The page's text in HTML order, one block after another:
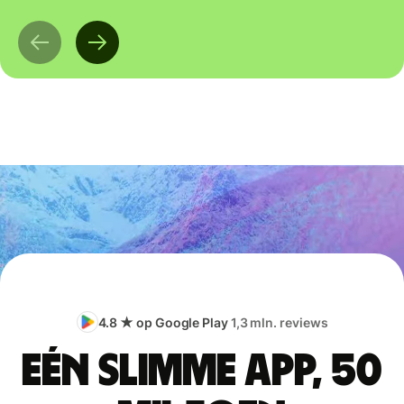
4.8 ★ op Google Play1,3 mln. reviews
Eén slimme app, 50